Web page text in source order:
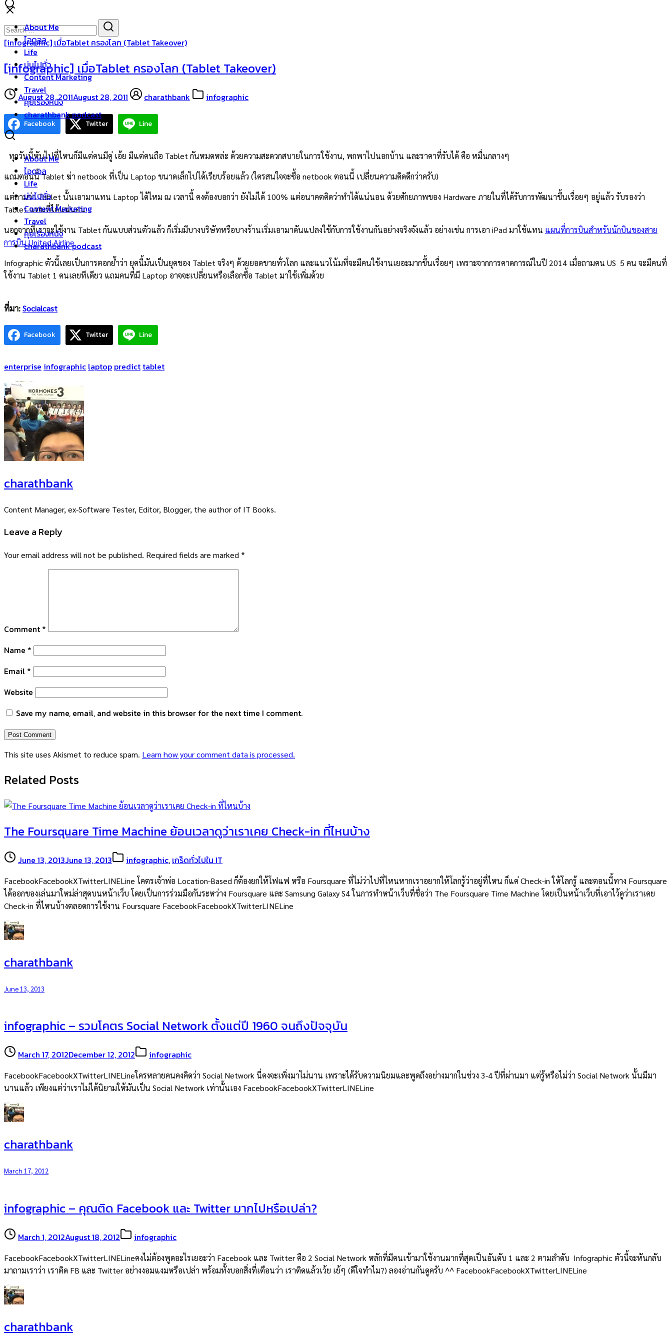
Skip
content
About Me
ไอดอล
Life
บ่นไปทั่ว
Content Marketing
Travel
คุยเรื่องหนัง
charathbank podcast
About Me
ไอดอล
Life
บ่นไปทั่ว
Content Marketing
Travel
คุยเรื่องหนัง
charathbank podcast
Search
for:
[infographic] เมื่อTablet ครองโลก (Tablet Takeover)
[infographic] เมื่อTablet ครองโลก (Tablet Takeover)
August 28, 2011August 28, 2011 charathbank infographic
Facebook Twitter Line
ทุกวันนี้หันไปที่ไหนก็มีแต่คนมีคู่ เอ้ย มีแต่คนถือ Tablet กันหมดหล่ะ ด้วยความสะดวกสบายในการใช้งาน, พกพาไปนอกบ้าน และราคาที่รับได้ คือ หมื่นกลางๆ
แถมตอนนี้ Tablet ฆ่า netbook ที่เป็น Laptop ขนาดเล็กไปได้เรียบร้อยแล้ว (ใครสนใจจะซื้อ netbook ตอนนี้ เปลี่ยนความคิดดีกว่าครับ)
แต่ถามว่า Tablet นั้นเอามาแทน Laptop ได้ไหม ณ เวลานี้ คงต้องบอกว่า ยังไม่ได้ 100% แต่อนาคตคิดว่าทำได้แน่นอน ด้วยศักยภาพของ Hardware ภายในที่ได้รับการพัฒนาขึ้นเรื่อยๆ อยู่แล้ว รับรองว่า
Tablet แทนที่ได้แน่นอน
นอกจากที่เราจะใช้งาน Tablet กันแบบส่วนตัวแล้ว ก็เริ่มมีบางบริษัทหรือบางร้านเริ่มเอามาดันแปลงใช้กับการใช้งานกันอย่างจริงจังแล้ว อย่างเช่น การเอา iPad มาใช้แทน แผนที่การบินสำหรับนักบินของสาย
การบิน United Airline
Infographic ตัวนี้เลยเป็นการตอกย้ำว่า ยุคนี้มันเป็นยุคของ Tablet จริงๆ ด้วยยอดขายทั่วโลก และแนวโน้มที่จะมีคนใช้งานเยอะมากขึ้นเรื่อยๆ เพราะจากการคาดการณ์ในปี 2014 เมื่อถามคน US 5 คน จะมีคนที่
ใช้งาน Tablet 1 คนเลยทีเดียว แถมคนที่มี Laptop อาจจะเปลี่ยนหรือเลือกซื้อ Tablet มาใช้เพิ่มด้วย
ที่มา:Socialcast
Facebook Twitter Line
enterprise infographic laptop predict tablet
charathbank
Content Manager, ex-Software Tester, Editor, Blogger, the author of IT Books.
Leave a Reply
Your email address will not be published. Required fields are marked *
Comment *
Name *
Email *
Website
Save my name, email, and website in this browser for the next time I comment.
This site uses Akismet to reduce spam. Learn how your comment data is processed.
Related Posts
The Foursquare Time Machine ย้อนเวลาดูว่าเราเคย Check-in ที่ไหนบ้าง
June 13, 2013June 13, 2013 infographic, เกร็ดทั่วไปใน IT
FacebookFacebookXTwitterLINELine โคตรเจ้าพ่อ Location-Based ก็ต้องยกให้โฟแฟ หรือ Foursquare ที่ไม่ว่าไปที่ไหนหากเราอยากให้โลกรู้ว่าอยู่ที่ไหน ก็แค่ Check-in ให้โลกรู้ และตอนนี้ทาง Foursquare
ได้ออกของเล่นมาใหม่ล่าสุดบนหน้าเว็บ โดยเป็นการร่วมมือกันระหว่าง Foursquare และ Samsung Galaxy S4 ในการทำหน้าเว็บที่ชื่อว่า The Foursquare Time Machine โดยเป็นหน้าเว็บที่เอาไว้ดูว่าเราเคย
Check-in ที่ไหนบ้างตลอดการใช้งาน Foursquare FacebookFacebookXTwitterLINELine
charathbank
June 13, 2013
infographic – รวมโคตร Social Network ตั้งแต่ปี 1960 จนถึงปัจจุบัน
March 17, 2012December 12, 2012 infographic
FacebookFacebookXTwitterLINELineใครหลายคนคงคิดว่า Social Network นี่คงจะเพิ่งมาไม่นาน เพราะได้รับความนิยมและพูดถึงอย่างมากในช่วง 3-4 ปีที่ผ่านมา แต่รู้หรือไม่ว่า Social Network นั้นมีมา
นานแล้ว เพียงแต่ว่าเราไม่ได้นิยามให้มันเป็น Social Network เท่านั้นเอง FacebookFacebookXTwitterLINELine
charathbank
March 17, 2012
infographic – คุณติด Facebook และ Twitter มากไปหรือเปล่า?
March 1, 2012August 18, 2012 infographic
FacebookFacebookXTwitterLINELineคงไม่ต้องพูดอะไรเยอะว่า Facebook และ Twitter คือ 2 Social Network หลักที่มีคนเข้ามาใช้งานมากที่สุดเป็นอันดับ 1 และ 2 ตามลำดับ Infographic ตัวนี้จะหันกลับ
มาถามเราว่า เราติด FB และ Twitter อย่างงอมแงมหรือเปล่า พร้อมทั้งบอกสิ่งที่เตือนว่า เราติดแล้วเว้ย เย้ๆ (ดีใจทำไม?) ลองอ่านกันดูครับ ^^ FacebookFacebookXTwitterLINELine
charathbank